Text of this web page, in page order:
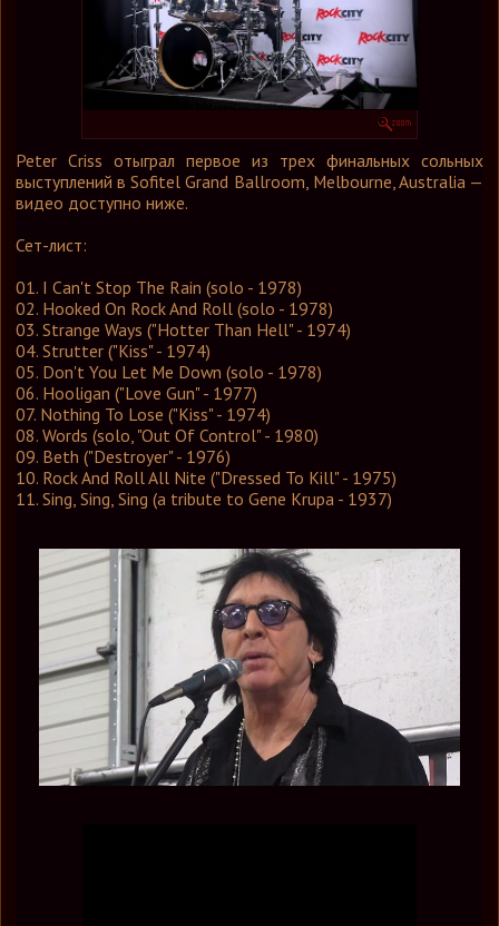
Форум
Ссылки
Контакты
Peter Criss отыграл первое из трех финальных сольных
выступлений в Sofitel Grand Ballroom, Melbourne, Australia —
видео доступно ниже.
Сет-лист:
01. I Can't Stop The Rain (solo - 1978)
02. Hooked On Rock And Roll (solo - 1978)
03. Strange Ways ("Hotter Than Hell" - 1974)
04. Strutter ("Kiss" - 1974)
05. Don't You Let Me Down (solo - 1978)
06. Hooligan ("Love Gun" - 1977)
07. Nothing To Lose ("Kiss" - 1974)
08. Words (solo, "Out Of Control" - 1980)
09. Beth ("Destroyer" - 1976)
10. Rock And Roll All Nite ("Dressed To Kill" - 1975)
11. Sing, Sing, Sing (a tribute to Gene Krupa - 1937)